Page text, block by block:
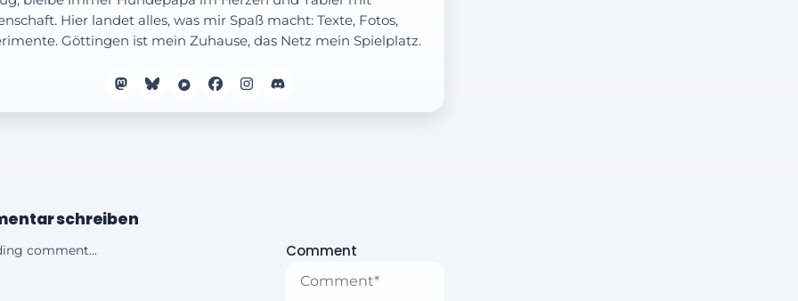
Hier landet alles, was mir Spaß macht: Texte, Fotos,
Göttingen ist mein Zuhause, das Netz mein Spielplatz.
schreiben
comment... Comment